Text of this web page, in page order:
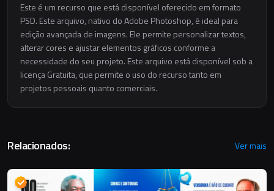
Este é um recurso que está disponível oferecido em formato
PSD. Este arquivo, nativo do Adobe Photoshop, é ideal para
edição avançada de imagens. Ele permite personalizar textos,
alterar cores e ajustar elementos gráficos conforme a
necessidade do seu projeto. Este arquivo está disponível sob a
licença Gratuita, que permite o uso do recurso tanto em
projetos pessoais quanto comerciais.
Relacionados: Ver mais